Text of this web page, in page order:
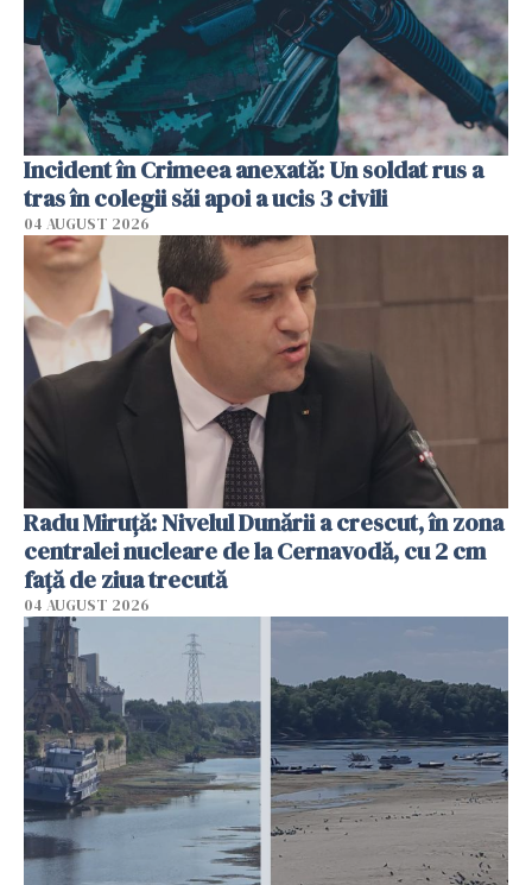
Incident în Crimeea anexată: Un soldat rus a
tras în colegii săi apoi a ucis 3 civili
04 AUGUST 2026
Radu Miruţă: Nivelul Dunării a crescut, în zona
centralei nucleare de la Cernavodă, cu 2 cm
faţă de ziua trecută
04 AUGUST 2026